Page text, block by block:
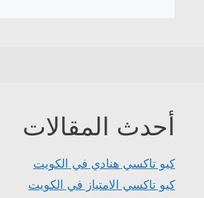
أحدث المقالات
كيو تاكسي هنادي في الكويت
كيو تاكسي الامتياز في الكويت